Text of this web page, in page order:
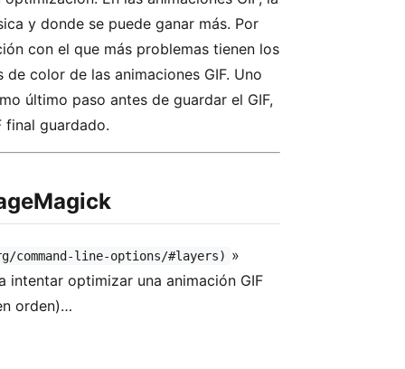
y donde se puede ganar más. Por
con el que más problemas tienen los
color de las animaciones GIF. Uno
último paso antes de guardar el GIF,
final guardado.
line-options/#layers) »
intentar optimizar una animación GIF
orden)…